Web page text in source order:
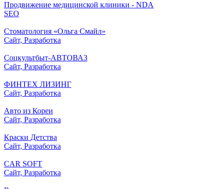
Продвижение медицинской клиники - NDA
SEO
Стоматология «Ольга Смайл»
Сайт, Разработка
Соцкультбыт-АВТОВАЗ
Сайт, Разработка
ФИНТЕХ ЛИЗИНГ
Сайт, Разработка
Авто из Кореи
Сайт, Разработка
Краски Детства
Сайт, Разработка
CAR SOFT
Сайт, Разработка